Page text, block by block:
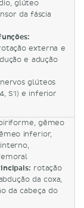
glúteo
da fáscia
externa e
e adução
nervos glúteos
S1) e inferior
gêmeo
inferior,
rotação
da coxa,
da cabeça do